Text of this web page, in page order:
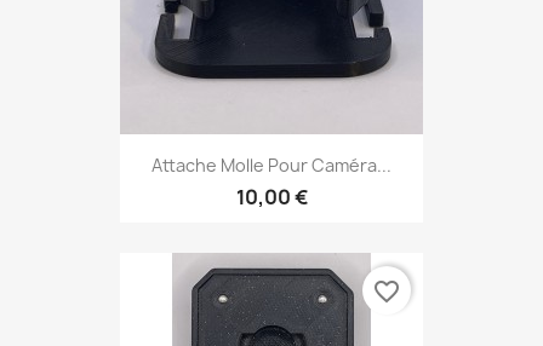
Attache Molle Pour Caméra...
10,00 €
favorite_border